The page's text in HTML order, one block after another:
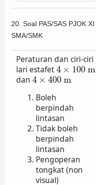
20. Soal PAS/SAS PJOK XI
SMA/SMK
Peraturan dan ciri-ciri
lari estafet4 × 100 m
4×100m
dan 4 × 400 m
4×400 m
Boleh
berpindah
lintasan
Tidak boleh
berpindah
lintasan
Pengoperan
tongkat (non
visual)